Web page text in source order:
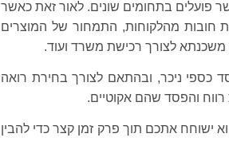
פועלים בתחומים שונים. לאור זאת כאשר
חובות מהלקוחות, התמחור של המוצרים
לצורך רכישת משרד ועוד.
כספי ניכר, ובהתאם לצורך בחירת רואה
רווח והפסד שהם אקוטיים.
ישוחח אתכם תוך פרק זמן קצר כדי להבין